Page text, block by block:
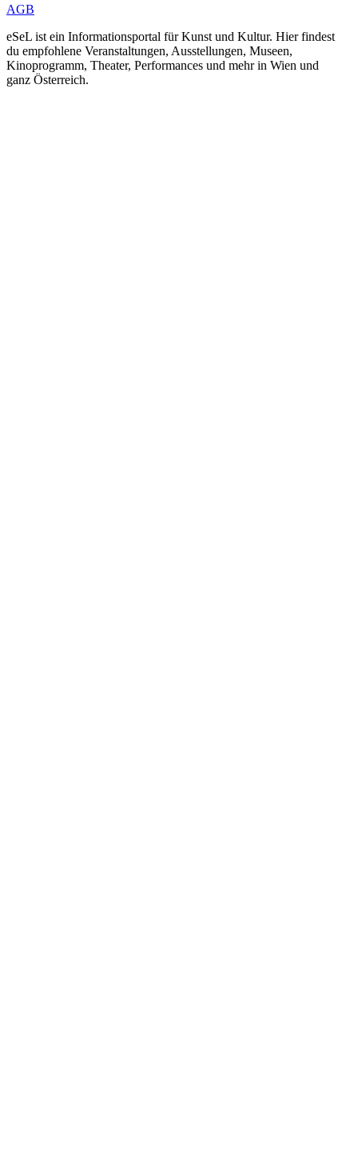
AGB
eSeL ist ein Informationsportal für Kunst und Kultur. Hier findest
du empfohlene Veranstaltungen, Ausstellungen, Museen,
Kinoprogramm, Theater, Performances und mehr in Wien und
ganz Österreich.